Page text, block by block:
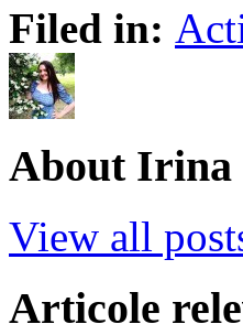
Filed in:
About Irina
View all
Articole